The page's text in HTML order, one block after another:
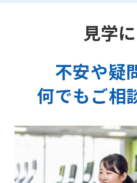
見学
不安や疑
何でもご相